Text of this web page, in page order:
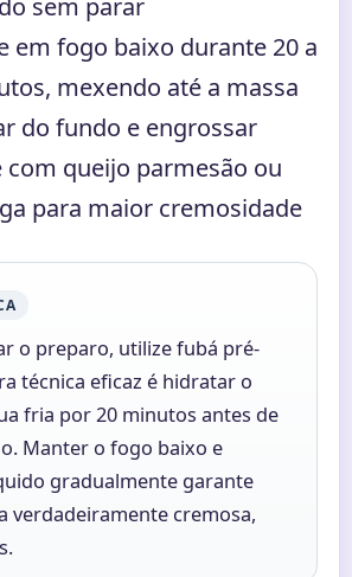
sem parar
em fogo baixo durante 20 a
mexendo até a massa
do fundo e engrossar
com queijo parmesão ou
para maior cremosidade
o preparo, utilize fubá pré-
técnica eficaz é hidratar o
fria por 20 minutos antes de
Manter o fogo baixo e
gradualmente garante
verdadeiramente cremosa,